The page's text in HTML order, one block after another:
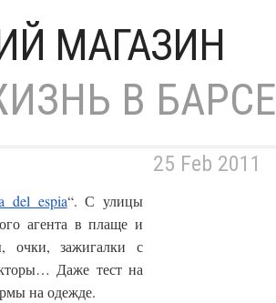
МАГАЗИН
В
25 Feb 2011
del espia“. С улицы
агента в плаще и
очки, зажигалки с
Даже тест на
на одежде.